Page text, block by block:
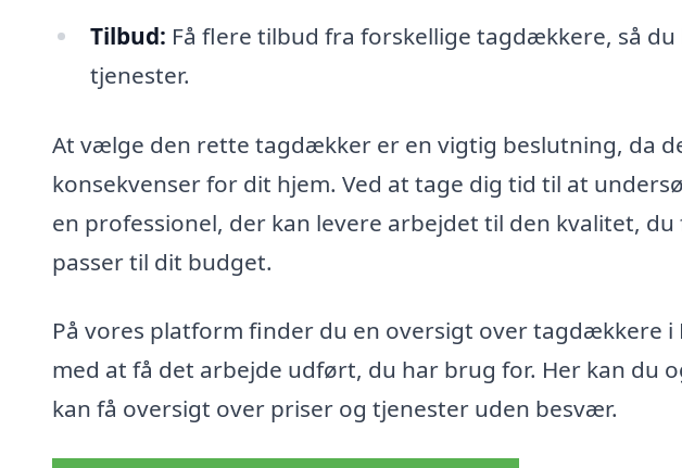
Tilbud: Få flere tilbud fra forskellige tagdækkere, så
tjenester.
At vælge den rette tagdækker er en vigtig beslutning, da
konsekvenser for dit hjem. Ved at tage dig tid til at
en professionel, der kan levere arbejdet til den kvalitet,
passer til dit budget.
På vores platform finder du en oversigt over tagdækkere
med at få det arbejde udført, du har brug for. Her kan du
kan få oversigt over priser og tjenester uden besvær.